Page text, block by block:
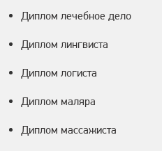
Диплом лечебное дело
Диплом лингвиста
Диплом логиста
Диплом маляра
Диплом массажиста